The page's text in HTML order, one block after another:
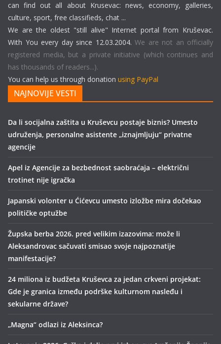
can find out all about Krusevac: news, economy, galleries,
culture, sport, free classifieds, chat ...
We are the oldest "still alive" Internet portal from Kruševac.
With You every day since 12.03.2004. We are not an officially
registered media, but a private initiative (which continues and
has thousands of readers...).
You can help us through donation using PayPal
NAJNOVIJE VESTI
Da li socijalna zaštita u Kruševcu postaje biznis? Umesto
udruženja, personalne asistente „iznajmljuju“ privatne
agencije
Apel iz Agencije za bezbednost saobraćaja – električni
trotinet nije igračka
Japanski volonter u Ćićevcu umesto izložbe mira dočekao
političke optužbe
Župska berba 2026. pred velikim izazovima: može li
Aleksandrovac sačuvati smisao svoje najpoznatije
manifestacije?
24 miliona iz budžeta Kruševca za jedan crkveni projekat:
Gde je granica između podrške kulturnom nasleđu i
sekularne države?
„Magna“ odlazi iz Aleksinca?